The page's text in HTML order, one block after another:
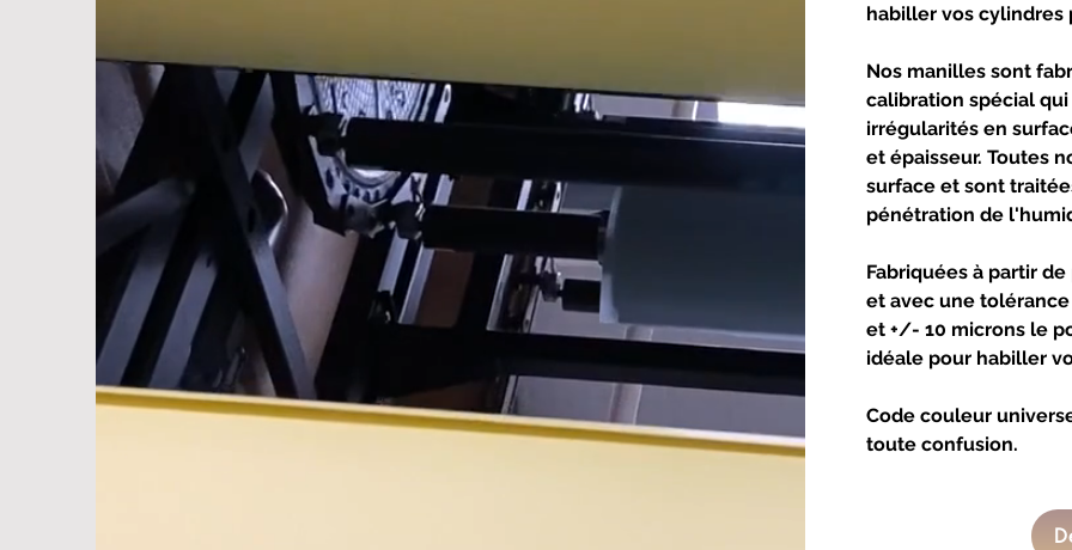
habiller vos
Nos manilles sont
calibration spécial
irrégularités en
et épaisseur. Toutes
surface et sont
pénétration de
​Fabriquées à partir
et avec une
et +/- 10 microns le
idéale pour habiller
Code couleur
toute confusion.